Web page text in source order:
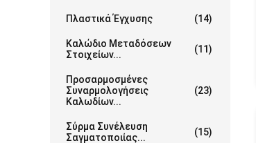
Πλαστικά Έγχυσης (14)
Καλώδιο Μεταδόσεων
Στοιχείων...
(11)
Προσαρμοσμένες
Συναρμολογήσεις
Καλωδίων...
(23)
Σύρμα Συνέλευση
Σαγματοποιίας...
(15)